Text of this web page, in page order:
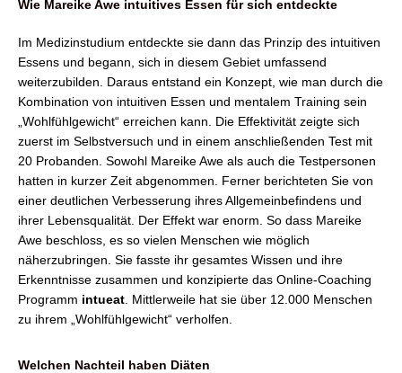
Wie Mareike Awe intuitives Essen für sich entdeckte
Im Medizinstudium entdeckte sie dann das Prinzip des intuitiven
Essens und begann, sich in diesem Gebiet umfassend
weiterzubilden. Daraus entstand ein Konzept, wie man durch die
Kombination von intuitiven Essen und mentalem Training sein
„Wohlfühlgewicht“ erreichen kann. Die Effektivität zeigte sich
zuerst im Selbstversuch und in einem anschließenden Test mit
20 Probanden. Sowohl Mareike Awe als auch die Testpersonen
hatten in kurzer Zeit abgenommen. Ferner berichteten Sie von
einer deutlichen Verbesserung ihres Allgemeinbefindens und
ihrer Lebensqualität. Der Effekt war enorm. So dass Mareike
Awe beschloss, es so vielen Menschen wie möglich
näherzubringen. Sie fasste ihr gesamtes Wissen und ihre
Erkenntnisse zusammen und konzipierte das Online-Coaching
Programm intueat. Mittlerweile hat sie über 12.000 Menschen
zu ihrem „Wohlfühlgewicht“ verholfen.
Welchen Nachteil haben Diäten